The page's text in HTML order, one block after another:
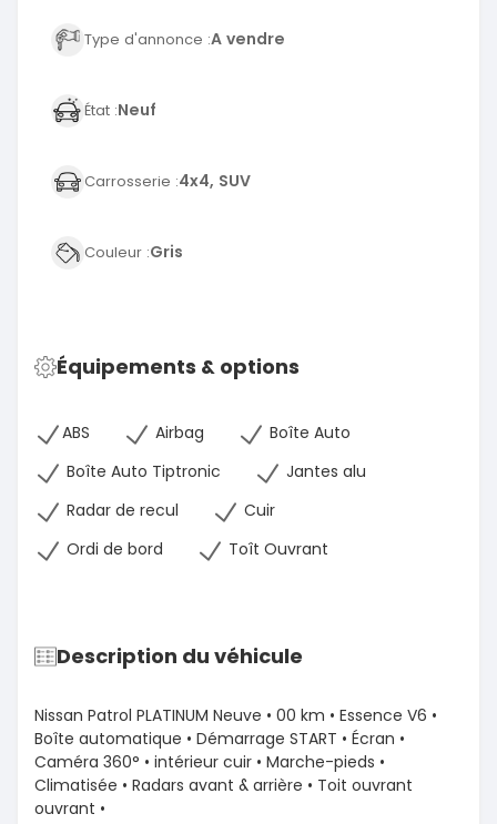
Type d'annonce :A vendre
État :Neuf
Carrosserie :4x4, SUV
Couleur :Gris
Équipements & options
ABS Airbag
Boîte Auto
Boîte Auto Tiptronic
Jantes alu
Radar de recul
Cuir
Ordi de bord
Toît Ouvrant
Description du véhicule
Nissan Patrol PLATINUM Neuve • 00 km • Essence V6 •
Boîte automatique • Démarrage START • Écran •
Caméra 360° • intérieur cuir • Marche-pieds •
Climatisée • Radars avant & arrière • Toit ouvrant
ouvrant •